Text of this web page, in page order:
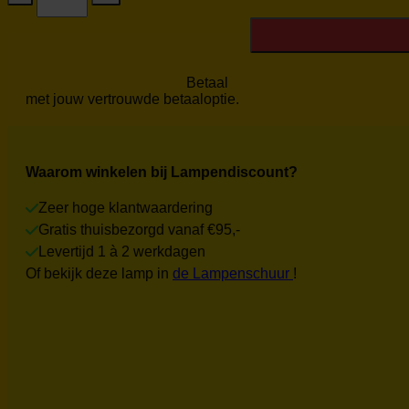
Swan
Nieuw
aantal
Betaal
met jouw vertrouwde betaaloptie.
Waarom winkelen bij Lampendiscount?
Zeer hoge klantwaardering
Gratis thuisbezorgd vanaf €95,-
Levertijd 1 à 2 werkdagen
Of bekijk deze lamp in de Lampenschuur !